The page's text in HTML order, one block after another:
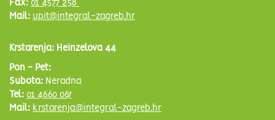
Fax: 01 4577 258
Mail: upit@integral-zagreb.hr
Krstarenja: Heinzelova 44
Pon - Pet:
Subota: Neradna
Tel: 01 4660 067
Mail: krstarenja@integral-zagreb.hr